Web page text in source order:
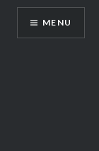
MENU